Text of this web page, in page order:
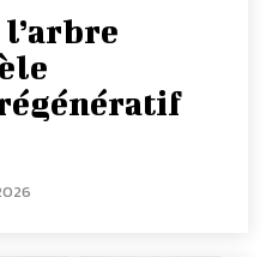
l’arbre